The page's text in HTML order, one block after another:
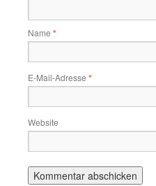
Name *
E-Mail-Adresse *
Website